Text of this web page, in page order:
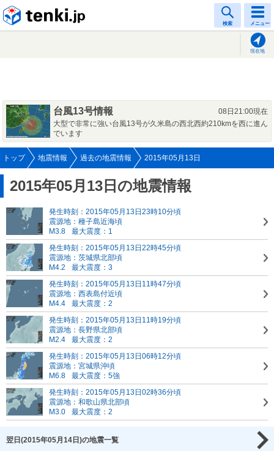
検索 メニュー
現在地
台風13号情報
08日21:00現在
大型で非常に強い台風13号が久米島の西北西約210kmを西に進ん
でいます
トップ 地震情報 過去の地震情報 2015年05月13日
2015年05月13日の地震情報
発生時刻：2015年05月13日23時10分頃
震源地：種子島近海頃
M3.8
最大震度：1
発生時刻：2015年05月13日22時45分頃
震源地：茨城県北部頃
M4.2
最大震度：3
発生時刻：2015年05月13日11時47分頃
震源地：西表島付近頃
M4.4
最大震度：2
発生時刻：2015年05月13日11時19分頃
震源地：長野県北部頃
M2.4
最大震度：2
発生時刻：2015年05月13日06時12分頃
震源地：宮城県沖頃
M6.8
最大震度：5強
発生時刻：2015年05月13日02時36分頃
震源地：和歌山県北部頃
M3.0
最大震度：2
翌日(2015年05月14日)の地震一覧